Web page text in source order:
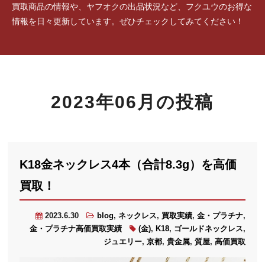
買取商品の情報や、ヤフオクの出品状況など、フクユウのお得な
情報を日々更新しています。ぜひチェックしてみてください！
2023年06月の投稿
K18金ネックレス4本（合計8.3g）を高価
買取！
2023.6.30 blog, ネックレス, 買取実績, 金・プラチナ,
金・プラチナ高価買取実績
(金), K18, ゴールドネックレス,
ジュエリー, 京都, 貴金属, 質屋, 高価買取